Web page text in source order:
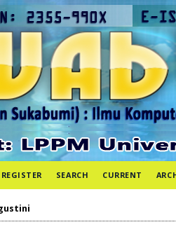
REGISTER SEARCH CURRENT